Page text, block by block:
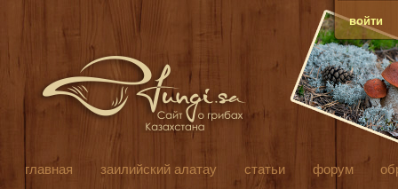
войти
главная заилийский алатау статьи форум